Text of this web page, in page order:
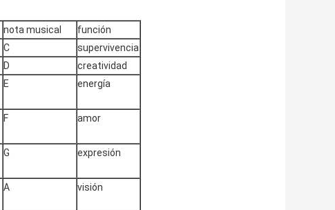
nota musical
función
C
supervivencia
D
creatividad
E energía
F amor
G expresión
A visión